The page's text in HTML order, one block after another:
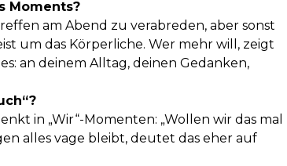
Moments?
am Abend zu verabreden, aber sonst
um das Körperliche. Wer mehr will, zeigt
an deinem Alltag, deinen Gedanken,
in „Wir“-Momenten: „Wollen wir das mal
alles vage bleibt, deutet das eher auf